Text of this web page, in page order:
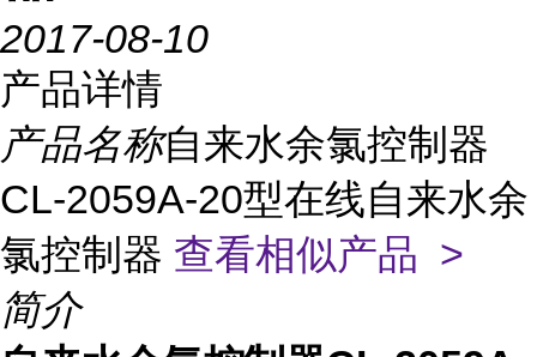
2017-08-10
产品详情
产品名称自来水余氯控制器
CL-2059A-20型在线自来水余
氯控制器 查看相似产品 >
简介